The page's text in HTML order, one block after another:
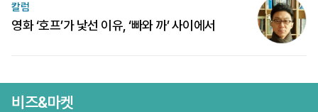
칼럼
영화 ‘호프’가 낯선 이유, ‘빠와 까’ 사이에서
비즈&마켓